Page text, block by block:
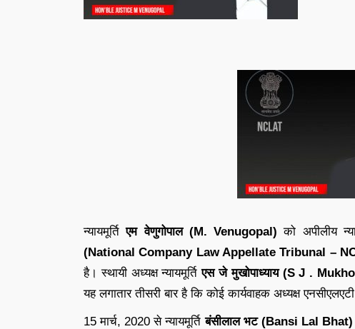
न्यायमूर्तिएम वेणुगोपाल (M. Venugopal)को अपीलीय
(National Company Law Appellate Tribunal –
है। स्थायी अध्यक्ष न्यायमूर्तिएस जे मुखोपाध्याय (S J .
यह लगातार तीसरी बार है कि कोई कार्यवाहक अध्यक्ष
15 मार्च, 2020 से न्यायमूर्तिबंसीलाल भट (Bansi Lal Bhat)